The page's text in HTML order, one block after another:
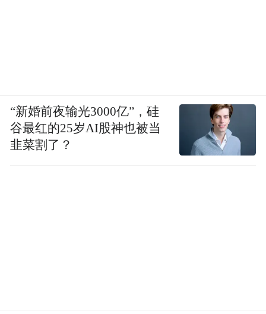
“新婚前夜输光3000亿”，硅
谷最红的25岁AI股神也被当
韭菜割了？